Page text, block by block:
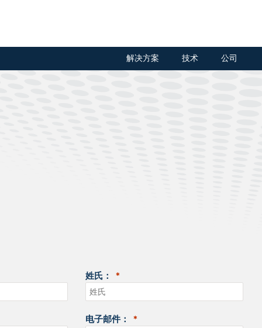
解决方案 技术 公司
姓氏：
电子邮件：